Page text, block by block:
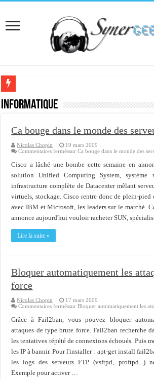
[Interview] Martial Auroy, professionnel du monde
Supprimer une boite partagée avec outlook 2010 ou
Veille technologique du 13-02-2016
Veille technologique du 23/01/2016
Veille technologique du 17-01-2016
Bonne année 2016 et rétro 2015
Importer du contenu XML dans une table SQL serveur
Informatique
Ca bouge dans le monde des
Nicolas Chopin
19 mars 2009
Commentaires ferméssur Ca bouge dans le monde des
Cisco a lâché une bombe cette semaine en
solution Unified Computing System, système
infrastructure complète de Datacenter mêlant
virtuels, stockage. Cisco rentre donc de plein-pied
avec IBM et Microsoft, les leaders sur le marché.
annonce aujourd'hui vouloir racheter SUN,
Lire la suite »
Bloquer automatiquement les
force
Nicolas Chopin
17 mars 2009
Commentaires ferméssur Bloquer automatiquement les
Grâce à Fail2ban, vous pouvez bloquer
attaques de type brute force. Fail2ban recherche
les tentatives répété de connexions échoués. Puis
les IP à bannir. Pour l'installer : apt-get install
les logs des serveurs FTP (vsftpd, proftpd...)
Exemple pour activer …